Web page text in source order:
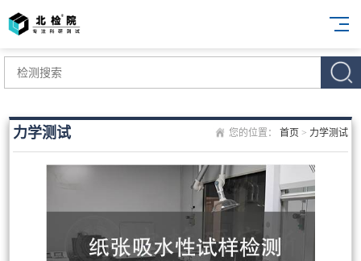
您的位置： 首页 > 力学测试
力学测试